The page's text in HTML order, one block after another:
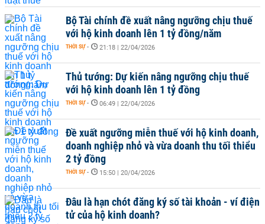
Bộ Tài chính đề xuất nâng ngưỡng chịu thuế
với hộ kinh doanh lên 1 tỷ đồng/năm
THỜI SỰ - 21:18 | 22/04/2026
Thủ tướng: Dự kiến nâng ngưỡng chịu thuế
với hộ kinh doanh lên 1 tỷ đồng
THỜI SỰ - 06:49 | 22/04/2026
Đề xuất ngưỡng miễn thuế với hộ kinh doanh,
doanh nghiệp nhỏ và vừa doanh thu tối thiểu
2 tỷ đồng
THỜI SỰ - 15:50 | 20/04/2026
Đâu là hạn chót đăng ký số tài khoản - ví điện
tử của hộ kinh doanh?